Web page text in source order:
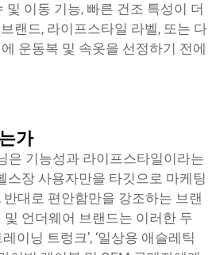
이동 기능, 빠른 건조 특성이 더
랜드, 라이프스타일 라벨, 또는 다
운동복 및 속옷을 선정하기 전에
가
은 기능성과 라이프스타일이라는
스장 사용자만을 타깃으로 마케팅
대로 편안함만을 강조하는 브랜
언더웨어 브랜드는 이러한 두
이닝 트렁크’, ‘일상용 애슬레틱